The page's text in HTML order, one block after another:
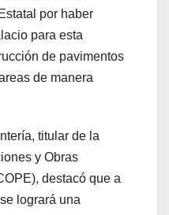
por haber
para esta
de pavimentos
de manera
titular de la
y Obras
destacó que a
logrará una